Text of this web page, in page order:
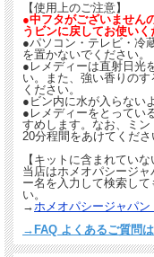
【使用上のご注意】
●中フタがございません
うビンに戻してお使いく
●パソコン・テレビ・冷
を置かないでください。
●レメディーは直射日光
い。また、強い香りの
ください。
●ビン内に水が入らない
●レメディーをとってい
すめします。なお、ミ
20分程間をあけてくださ
【キットに含まれてい
当店はホメオパシージ
ー名を入力して検索し
い。
→ホメオパシージャパ
→FAQ よくあるご質問